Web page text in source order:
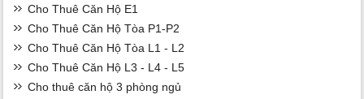
Cho Thuê Căn Hộ E1
Cho Thuê Căn Hộ Tòa P1-P2
Cho Thuê Căn Hộ Tòa L1 - L2
Cho Thuê Căn Hộ L3 - L4 - L5
Cho thuê căn hộ 3 phòng ngủ